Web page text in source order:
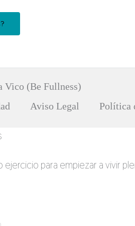
Vico (Be Fullness)
Aviso Legal Política
para empiezar a vivir